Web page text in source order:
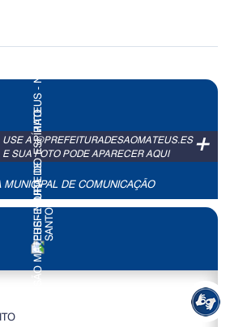
+
USE A @PREFEITURADESAOMATEUS.ES
E SUA FOTO PODE APARECER AQUI
MUNICIPAL DE COMUNICAÇÃO